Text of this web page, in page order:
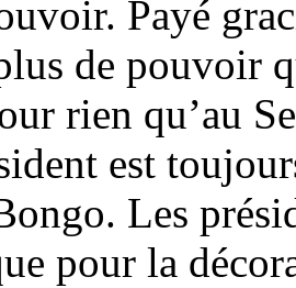
Payé
de pouvoir
rien qu’au
est
Les
pour la